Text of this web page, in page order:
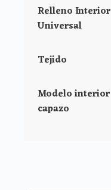
Medidas:
Ancho: 32 cm
Relleno Interior
Universal
Tejido
Modelo interior
capazo